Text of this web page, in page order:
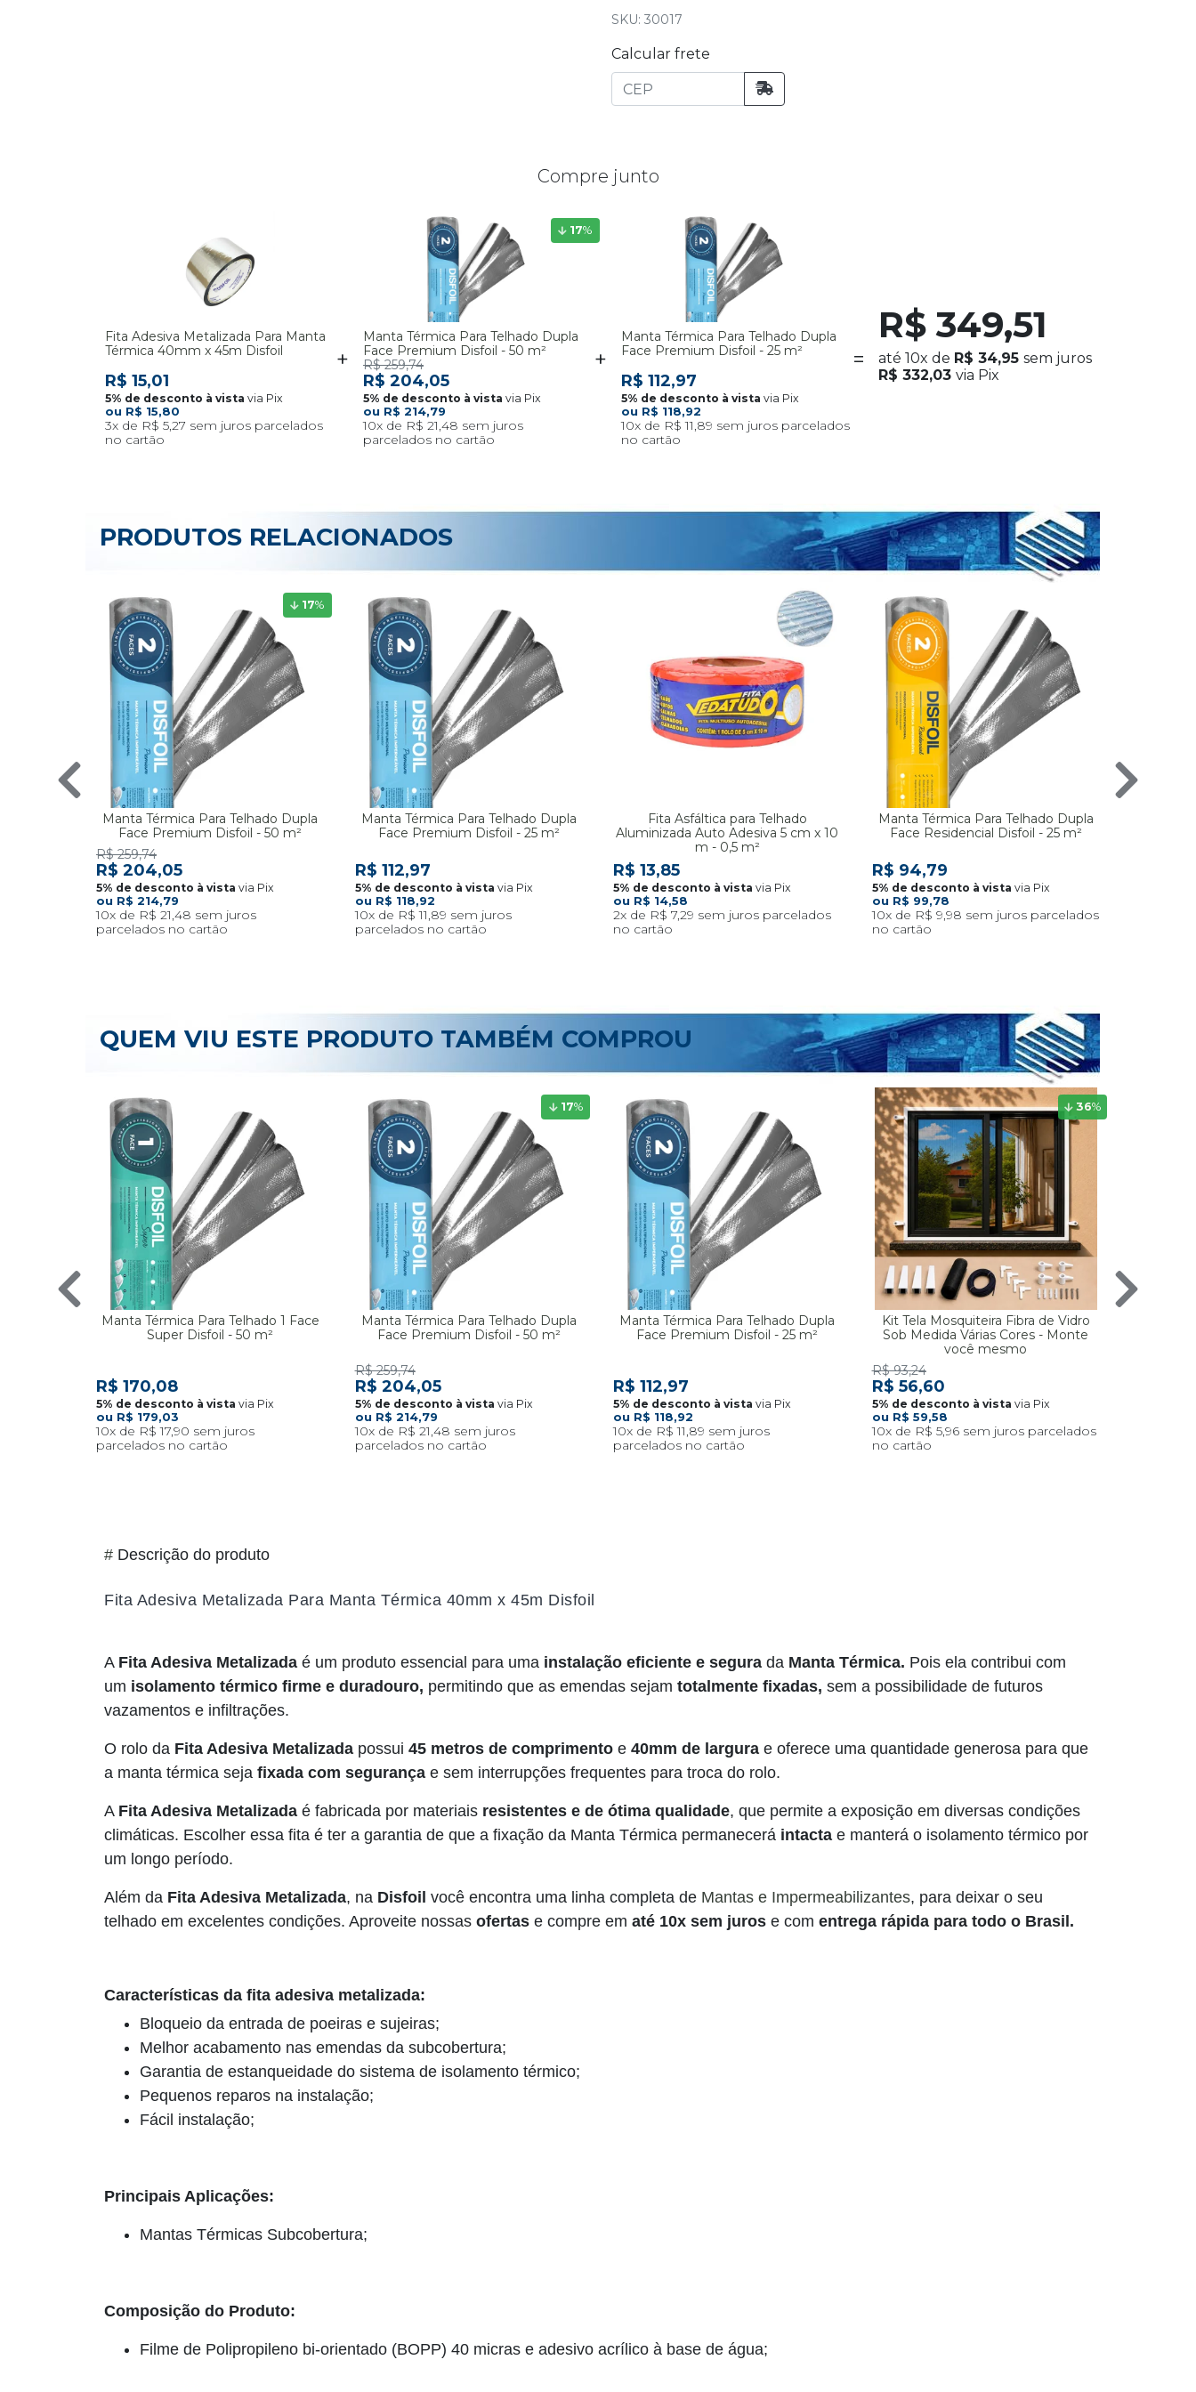
SKU: 30017
Calcular frete
Compre junto
Fita Adesiva Metalizada Para Manta
Térmica 40mm x 45m Disfoil
R$ 15,80
3x R$ 5,27
R$ 15,01
via Pix
17%
Manta Térmica Para Telhado Dupla
Face Premium Disfoil - 50 m²
R$ 259,74
R$ 214,79
10x R$ 21,48
R$ 204,05
via Pix
Manta Térmica Para Telhado Dupla
Face Premium Disfoil - 25 m²
R$ 118,92
10x R$ 11,89
R$ 112,97
via Pix
R$ 349,51
até 10x de R$ 34,95 sem juros
R$ 332,03 via Pix
PRODUTOS RELACIONADOS
17%
Manta Térmica Para Telhado Dupla
Face Premium Disfoil - 50 m²
R$ 259,74
R$ 214,79
10x R$ 21,48
R$ 204,05
via Pix
Manta Térmica Para Telhado Dupla
Face Premium Disfoil - 25 m²
R$ 118,92
10x R$ 11,89
R$ 112,97
via Pix
Fita Asfáltica para Telhado
Aluminizada Auto Adesiva 5 cm x 10
m - 0,5 m²
R$ 14,58
2x R$ 7,29
R$ 13,85
via Pix
Manta Térmica Para Telhado Dupla
Face Residencial Disfoil - 25 m²
R$ 99,78
10x R$ 9,98
R$ 94,79
via Pix
QUEM VIU ESTE PRODUTO TAMBÉM COMPROU
Manta Térmica Para Telhado 1 Face
Super Disfoil - 50 m²
R$ 179,03
10x R$ 17,90
R$ 170,08
via Pix
17%
Manta Térmica Para Telhado Dupla
Face Premium Disfoil - 50 m²
R$ 259,74
R$ 214,79
10x R$ 21,48
R$ 204,05
via Pix
Manta Térmica Para Telhado Dupla
Face Premium Disfoil - 25 m²
R$ 118,92
10x R$ 11,89
R$ 112,97
via Pix
36%
Kit Tela Mosquiteira Fibra de Vidro
Sob Medida Várias Cores - Monte
você mesmo
R$ 93,24
R$ 59,58
10x R$ 5,96
R$ 56,60
via Pix
# Descrição do produto
Fita Adesiva Metalizada Para Manta Térmica 40mm x 45m Disfoil
A Fita Adesiva Metalizada é um produto essencial para uma instalação eficiente e segura da Manta Térmica. Pois ela contribui com
um isolamento térmico firme e duradouro, permitindo que as emendas sejam totalmente fixadas, sem a possibilidade de futuros
vazamentos e infiltrações.
O rolo da Fita Adesiva Metalizada possui 45 metros de comprimento e 40mm de largura e oferece uma quantidade generosa para que
a manta térmica seja fixada com segurança e sem interrupções frequentes para troca do rolo.
A Fita Adesiva Metalizada é fabricada por materiais resistentes e de ótima qualidade, que permite a exposição em diversas condições
climáticas. Escolher essa fita é ter a garantia de que a fixação da Manta Térmica permanecerá intacta e manterá o isolamento térmico por
um longo período.
Além da Fita Adesiva Metalizada, na Disfoil você encontra uma linha completa de Mantas e Impermeabilizantes, para deixar o seu
telhado em excelentes condições. Aproveite nossas ofertas e compre em até 10x sem juros e com entrega rápida para todo o Brasil.
Características da fita adesiva metalizada:
Bloqueio da entrada de poeiras e sujeiras;
Melhor acabamento nas emendas da subcobertura;
Garantia de estanqueidade do sistema de isolamento térmico;
Pequenos reparos na instalação;
Fácil instalação;
Principais Aplicações:
Mantas Térmicas Subcobertura;
Composição do Produto:
Filme de Polipropileno bi-orientado (BOPP) 40 micras e adesivo acrílico à base de água;